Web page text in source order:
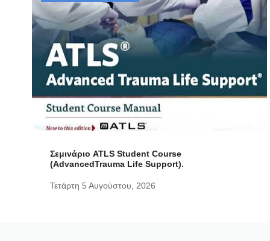
Σεμινάριο ATLS Student Course
(AdvancedTrauma Life Support).
Τετάρτη 5 Αυγούστου, 2026